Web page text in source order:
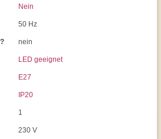
Nein
50 Hz
nein
LED geeignet
E27
IP20
1
230 V